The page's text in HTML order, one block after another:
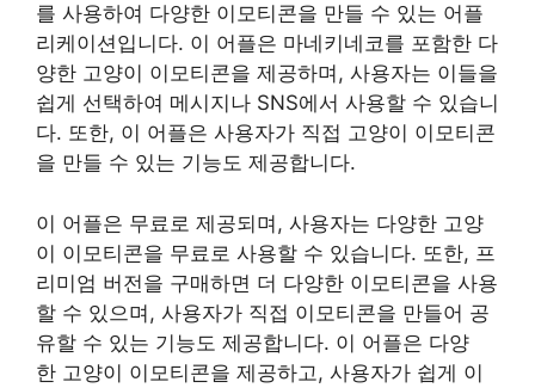
를 사용하여 다양한 이모티콘을 만들 수 있는 어플
리케이션입니다. 이 어플은 마네키네코를 포함한 다
양한 고양이 이모티콘을 제공하며, 사용자는 이들을
쉽게 선택하여 메시지나 SNS에서 사용할 수 있습니
다. 또한, 이 어플은 사용자가 직접 고양이 이모티콘
을 만들 수 있는 기능도 제공합니다.
이 어플은 무료로 제공되며, 사용자는 다양한 고양
이 이모티콘을 무료로 사용할 수 있습니다. 또한, 프
리미엄 버전을 구매하면 더 다양한 이모티콘을 사용
할 수 있으며, 사용자가 직접 이모티콘을 만들어 공
유할 수 있는 기능도 제공합니다. 이 어플은 다양
한 고양이 이모티콘을 제공하고, 사용자가 쉽게 이